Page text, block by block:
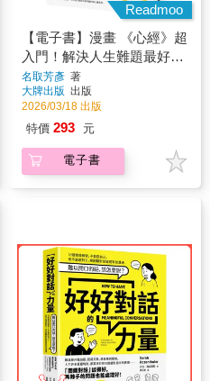
Readmoo
【電子書】漫畫 《心經》超
入門！解決人生難題最好用
的古老智慧
名取芳彥 著
大牌出版 出版
2026/03/18 出版
特價 293 元
電子書